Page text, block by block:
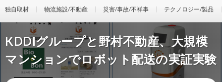
独自取材 物流施設/不動産 災害/事故/不祥事 テクノロジー/製品
KDDIグループと野村不動産、大規模
マンションでロボット配送の実証実験